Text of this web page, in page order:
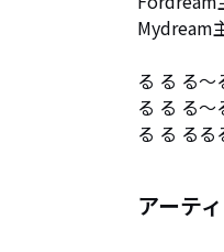
Mydream
る る る～
る る る
る る るる
アーテ